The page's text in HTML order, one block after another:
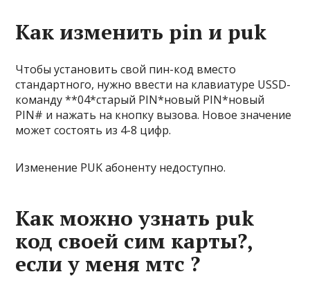
Как изменить pin и puk
Чтобы установить свой пин-код вместо
стандартного, нужно ввести на клавиатуре USSD-
команду **04*старый PIN*новый PIN*новый
PIN# и нажать на кнопку вызова. Новое значение
может состоять из 4-8 цифр.
Изменение PUK абоненту недоступно.
Как можно узнать puk
код своей сим карты?,
если у меня мтс ?